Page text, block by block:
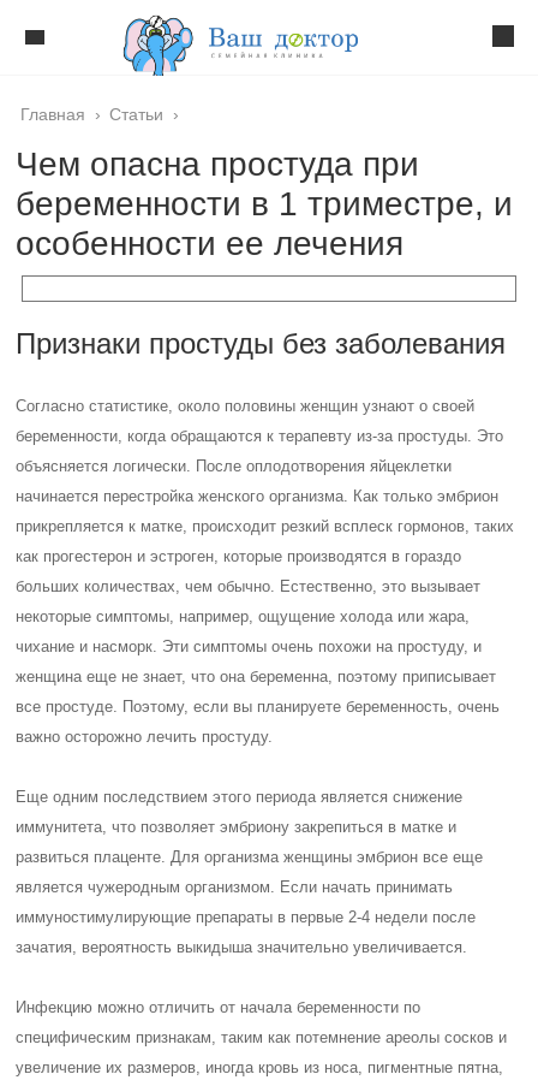
Главная › Статьи ›
Чем опасна простуда при
беременности в 1 триместре, и
особенности ее лечения
Признаки простуды без заболевания
Согласно статистике, около половины женщин узнают о своей
беременности, когда обращаются к терапевту из-за простуды. Это
объясняется логически. После оплодотворения яйцеклетки
начинается перестройка женского организма. Как только эмбрион
прикрепляется к матке, происходит резкий всплеск гормонов, таких
как прогестерон и эстроген, которые производятся в гораздо
больших количествах, чем обычно. Естественно, это вызывает
некоторые симптомы, например, ощущение холода или жара,
чихание и насморк. Эти симптомы очень похожи на простуду, и
женщина еще не знает, что она беременна, поэтому приписывает
все простуде. Поэтому, если вы планируете беременность, очень
важно осторожно лечить простуду.
Еще одним последствием этого периода является снижение
иммунитета, что позволяет эмбриону закрепиться в матке и
развиться плаценте. Для организма женщины эмбрион все еще
является чужеродным организмом. Если начать принимать
иммуностимулирующие препараты в первые 2-4 недели после
зачатия, вероятность выкидыша значительно увеличивается.
Инфекцию можно отличить от начала беременности по
специфическим признакам, таким как потемнение ареолы сосков и
увеличение их размеров, иногда кровь из носа, пигментные пятна,